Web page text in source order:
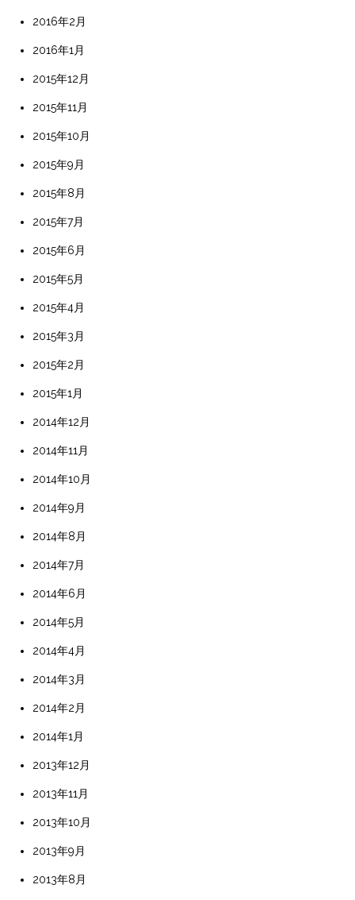
2016年2月
2016年1月
2015年12月
2015年11月
2015年10月
2015年9月
2015年8月
2015年7月
2015年6月
2015年5月
2015年4月
2015年3月
2015年2月
2015年1月
2014年12月
2014年11月
2014年10月
2014年9月
2014年8月
2014年7月
2014年6月
2014年5月
2014年4月
2014年3月
2014年2月
2014年1月
2013年12月
2013年11月
2013年10月
2013年9月
2013年8月